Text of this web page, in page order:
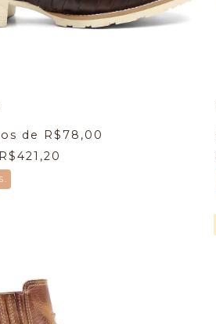
de R$78,00
R$421,20